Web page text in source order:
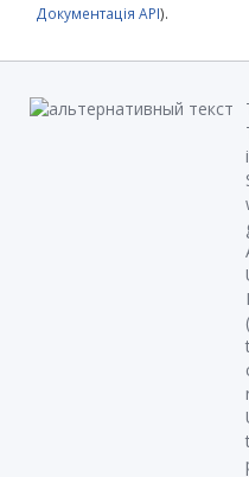
Документація API).